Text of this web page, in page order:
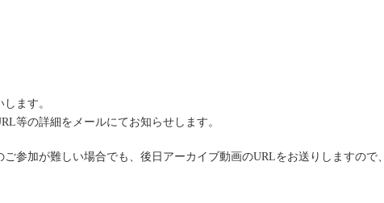
ます。
等の詳細をメールにてお知らせします。
参加が難しい場合でも、後日アーカイブ動画のURLをお送りしますので、